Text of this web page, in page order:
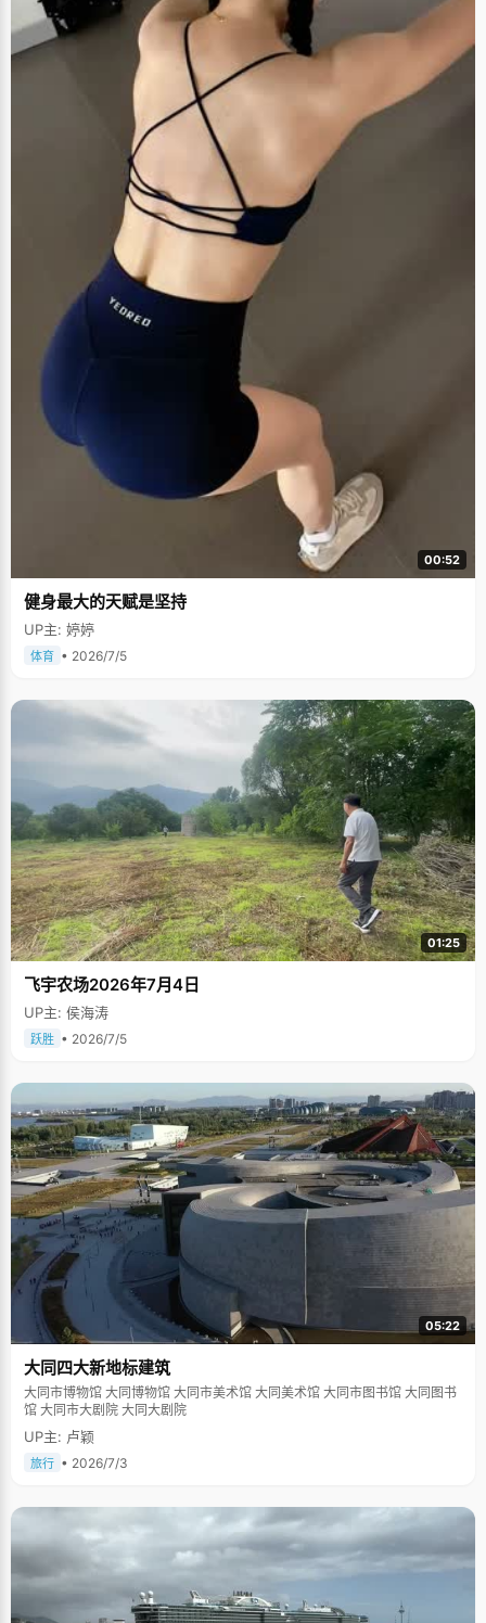
00:52
健身最大的天赋是坚持
UP主: 婷婷
体育 • 2026/7/5
01:25
飞宇农场2026年7月4日
UP主: 侯海涛
跃胜 • 2026/7/5
05:22
大同四大新地标建筑
大同市博物馆 大同博物馆 大同市美术馆 大同美术馆 大同市图书馆 大同图书
馆 大同市大剧院 大同大剧院
UP主: 卢颖
旅行 • 2026/7/3